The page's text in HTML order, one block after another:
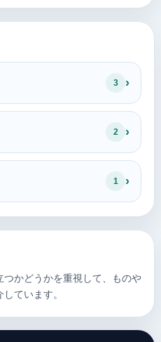
3
2
1
かどうかを重視して、ものや
ています。